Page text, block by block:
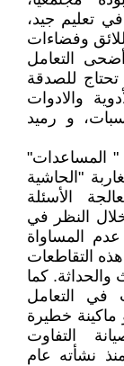
تعليم جيد،
وفضاءات
أضحى التعامل
تحتاج للصدقة
والادوات
و رميد
" المساعدات"
"الحاشية
الأسئلة
خلال النظر في
عدم المساواة
هذه التقاطعات
كما
في التعامل
ماكينة خطيرة
التفاوت
نشأته عام